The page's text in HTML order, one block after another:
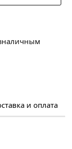
и оплата